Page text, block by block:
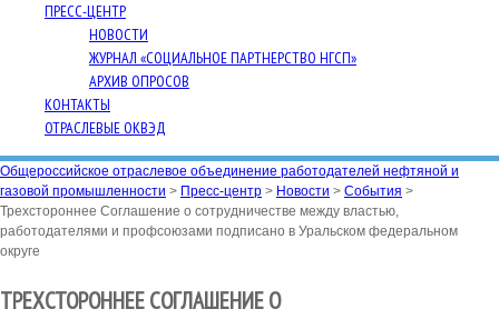
ПРЕСС-ЦЕНТР
НОВОСТИ
ЖУРНАЛ «СОЦИАЛЬНОЕ ПАРТНЕРСТВО НГСП»
АРХИВ ОПРОСОВ
КОНТАКТЫ
ОТРАСЛЕВЫЕ ОКВЭД
Общероссийское отраслевое объединение работодателей нефтяной и
газовой промышленности > Пресс-центр > Новости > События >
Трехстороннее Соглашение о сотрудничестве между властью,
работодателями и профсоюзами подписано в Уральском федеральном
округе
ТРЕХСТОРОННЕЕ СОГЛАШЕНИЕ О